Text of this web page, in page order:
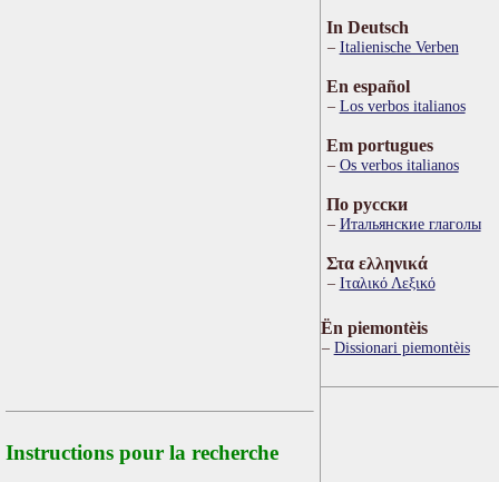
Instructions pour la recherche
In Deutsch
Italienische Verben
En español
Los verbos italianos
Em portugues
Os verbos italianos
По русски
Итальянские глаголы
Στα ελληνικά
Ιταλικό Λεξικό
Ën piemontèis
Dissionari piemontèis